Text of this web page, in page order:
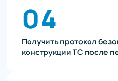
04
Получить протокол
конструкции ТС после